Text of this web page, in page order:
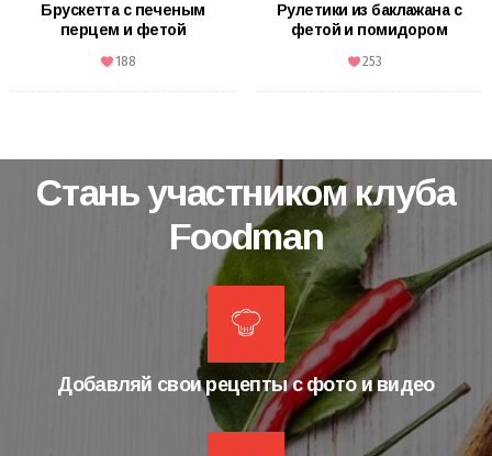
Брускетта с печеным
перцем и фетой
188
Рулетики из баклажана с
фетой и помидором
253
Стань участником клуба
Foodman
Добавляй свои рецепты с фото и видео